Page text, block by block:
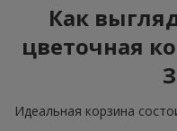
Как
цветочная
Идеальная корзина